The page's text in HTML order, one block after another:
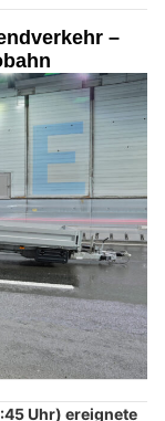
–
Uhr) ereignete